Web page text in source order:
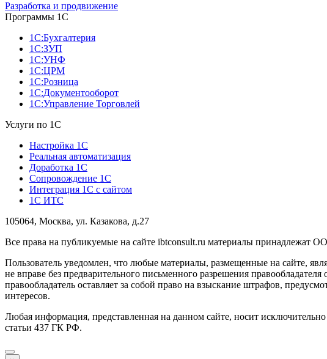
Разработка и продвижение
Программы 1С
1С:Бухгалтерия
1С:ЗУП
1С:УНФ
1С:ЦРМ
1С:Розница
1С:Документооборот
1С:Управление Торговлей
Услуги по 1С
Настройка 1С
Реальная автоматизация
Доработка 1С
Сопровождение 1С
Интеграция 1С с сайтом
1С ИТС
105064, Москва, ул. Казакова, д.27
Все права на публикуемые на сайте ibtconsult.ru материалы принадлежат
Пользователь уведомлен, что любые материалы, размещенные на сайте,
не вправе без предварительного письменного разрешения
правообладатель оставляет за собой право на взыскание штрафов,
интересов.
Любая информация, представленная на данном сайте, носит
статьи 437 ГК РФ.